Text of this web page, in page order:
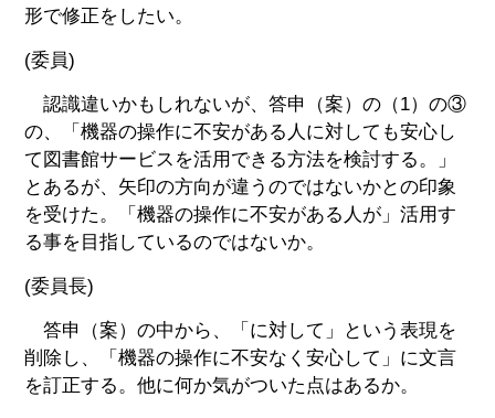
形で修正をしたい。
(委員)
認識違いかもしれないが、答申（案）の（1）の③
の、「機器の操作に不安がある人に対しても安心し
て図書館サービスを活用できる方法を検討する。」
とあるが、矢印の方向が違うのではないかとの印象
を受けた。「機器の操作に不安がある人が」活用す
る事を目指しているのではないか。
(委員長)
答申（案）の中から、「に対して」という表現を
削除し、「機器の操作に不安なく安心して」に文言
を訂正する。他に何か気がついた点はあるか。